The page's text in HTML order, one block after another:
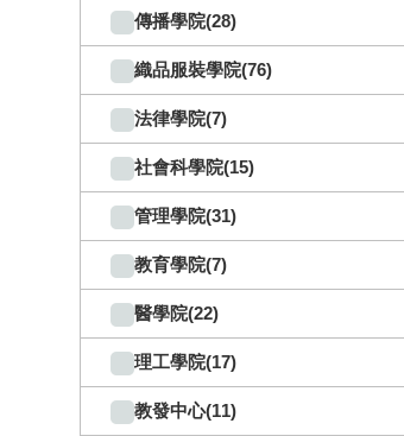
傳播學院(28)
織品服裝學院(76)
法律學院(7)
社會科學院(15)
管理學院(31)
教育學院(7)
醫學院(22)
理工學院(17)
教發中心(11)